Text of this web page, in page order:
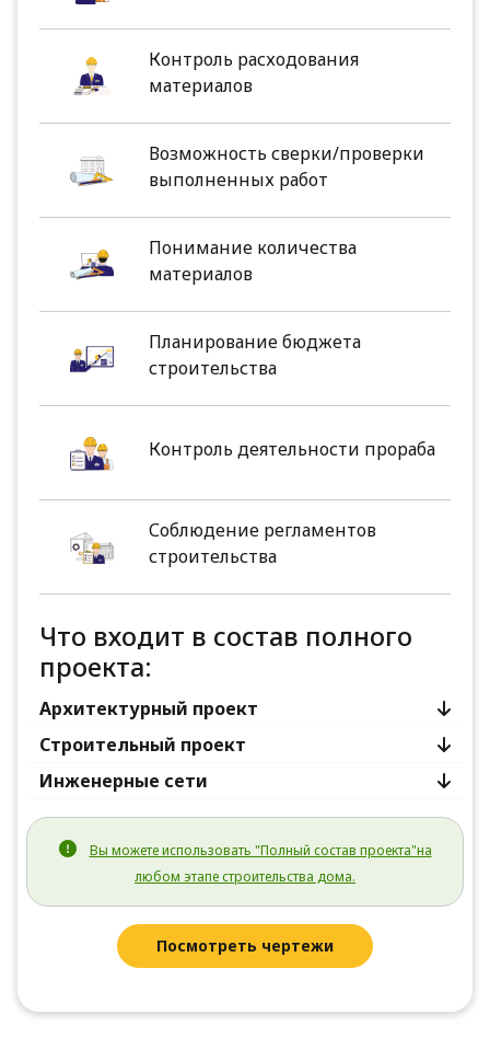
Контроль расходования
материалов
Возможность сверки/проверки
выполненных работ
Понимание количества
материалов
Планирование бюджета
строительства
Контроль деятельности прораба
Соблюдение регламентов
строительства
Что входит в состав полного
проекта:
Архитектурный проект
Строительный проект
Инженерные сети
Вы можете использовать "Полный состав проекта"на
любом этапе строительства дома.
Посмотреть чертежи